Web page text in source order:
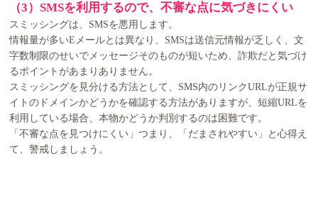
（3）SMSを利用するので、不審な点に気づきにくい
スミッシングは、SMSを悪用します。
情報量が多いEメールとは異なり、SMSは送信元情報が乏しく、文
字数制限のせいでメッセージそのものが短いため、詐欺だと気づけ
るポイントがあまりありません。
スミッシングを見分ける方法として、SMS内のリンクURLが正規サ
イトのドメインかどうかを確認する方法がありますが、短縮URLを
利用している場合、本物かどうか判別するのは困難です。
「不審な点を見つけにくい」つまり、「だまされやすい」と心得え
て、警戒しましょう。